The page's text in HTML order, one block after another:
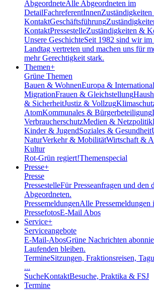
AbgeordneteAlle Abgeordneten im
DetailFachreferentInnen
KontaktGeschäftsführung
KontaktPressestelleZuständigkeiten &
Unsere GeschichteSeit 1982 sind wir im
Landtag vertreten und machen uns für
mehr Gerechtigkeit stark.
Themen+
Grüne Themen
Bauen & WohnenEuropa &
MigrationFrauen & Gleichstellung
& SicherheitJustiz & Vollzug
AtomKommunales & Bürgerbeteiligung
VerbraucherschutzMedien & Netzpolitik
Kinder & JugendSoziales & Gesundheit
NaturVerkehr & MobilitätWirtschaft &
Kultur
Rot-Grün regiert!Themenspecial
Presse+
Presse
PressestelleFür Presseanfragen und den
Abgeordneten.
PressemeldungenAlle Pressemeldungen
PressefotosE-Mail Abos
Service+
Serviceangebote
E-Mail-AbosGrüne Nachrichten
Laufenden bleiben.
TermineSitzungen, Fraktionsreisen,
...
SucheKontaktBesuche, Praktika & FSJ
Termine